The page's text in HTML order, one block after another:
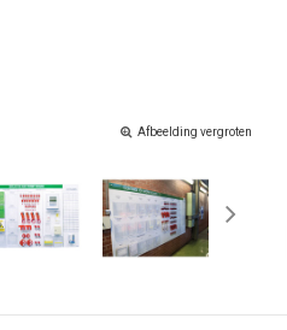
Afbeelding vergroten